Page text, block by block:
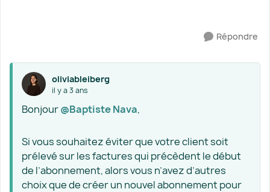
Répondre
oliviableiberg
il y a 3 ans
Bonjour@Baptiste Nava,
Si vous souhaitez éviter que votre client soit
prélevé sur les factures qui précèdent le début
de l’abonnement, alors vous n’avez d’autres
choix que de créer un nouvel abonnement pour